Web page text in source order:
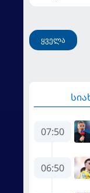
ყველა
07:50
06:50